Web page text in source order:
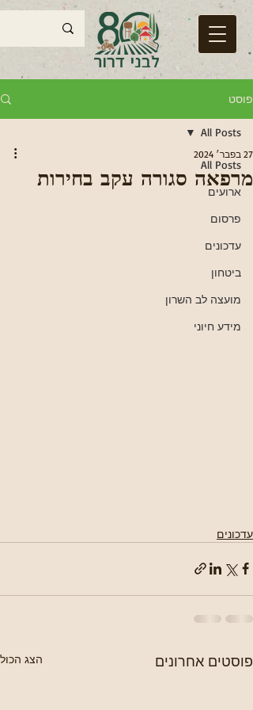
פוסט
All Posts
ארועים
פרסום
עדכונים
ביטחון
מועצה לב השרון
מידע חיוני
All Posts
מרפאה סגורה עקב בחירות
27 בפבר׳ 2024
עדכונים
פוסטים אחרונים הצג הכול